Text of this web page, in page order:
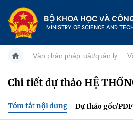
BỘ KHOA HỌC VÀ
MINISTRY OF SCIENCE AND
Danh mục
Trang chủ
Văn phản pháp luật/quản lý
Chi tiết dự thảo HỆ
Tóm tắt nội dung Dự thảo gốc/PDF